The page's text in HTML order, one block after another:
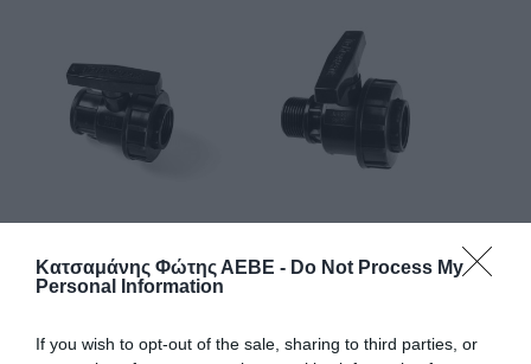
Κατσαμάνης Φώτης ΑΕΒΕ - Do Not Process My
Personal Information
If you wish to opt-out of the sale, sharing to third parties, or
ΒΑΝΝΑ ΠΛΑΣΤΙΚΗ
Διαβάστε
Διαβάστε